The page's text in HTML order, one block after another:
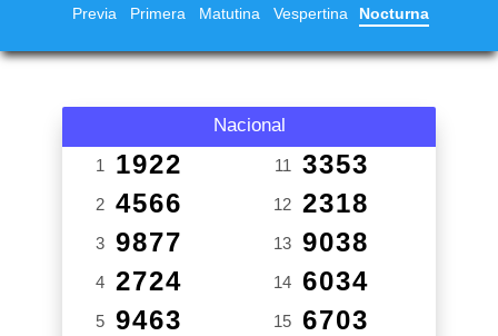
Previa
Primera Matutina Vespertina Nocturna
Nacional
1 1922
2 4566
3 9877
4 2724
5 9463
11 3353
12 2318
13 9038
14 6034
15 6703